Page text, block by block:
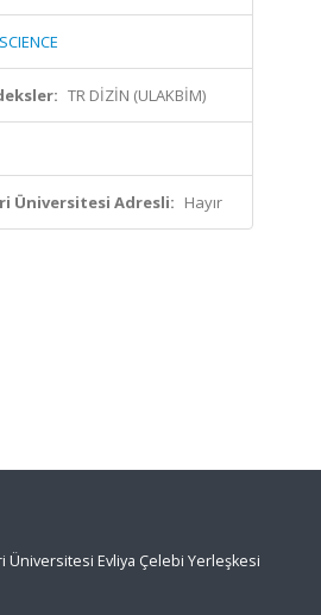
TR DİZİN (ULAKBİM)
Üniversitesi Adresli: Hayır
Üniversitesi Evliya Çelebi Yerleşkesi